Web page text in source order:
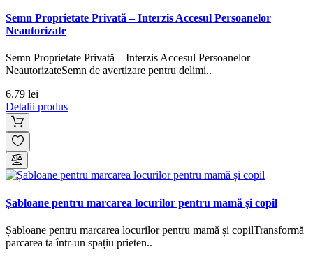
Semn Proprietate Privată – Interzis Accesul Persoanelor
Neautorizate
Semn Proprietate Privată – Interzis Accesul Persoanelor
NeautorizateSemn de avertizare pentru delimi..
6.79 lei
Detalii produs
Șabloane pentru marcarea locurilor pentru mamă și copil
Șabloane pentru marcarea locurilor pentru mamă și copilTransformă
parcarea ta într-un spațiu prieten..